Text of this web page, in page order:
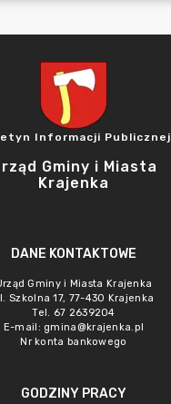
Informacji Publicznej
Gminy i Miasta
Krajenka
DANE KONTAKTOWE
Gminy i Miasta Krajenka
Szkolna 17, 77-430 Krajenka
Tel. 67 2639204
E-mail: gmina@krajenka.pl
Nr konta bankowego
GODZINY PRACY